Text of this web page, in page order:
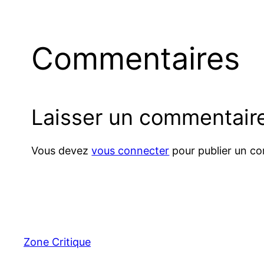
Commentaires
Laisser un
Vous devezvous connecter pour publier un
Zone Critique